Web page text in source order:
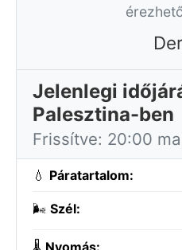
Jelenlegi
Palesztina-ben
Frissítve: 20:00 ma
💧 Páratartalom:
🌬️ Szél:
🌡️ Nyomás: